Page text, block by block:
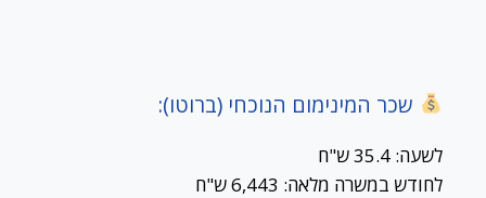
שכר המינימום הנוכחי (ברוטו):
לשעה: 35.4 ש"ח
לחודש במשרה מלאה: 6,443 ש"ח